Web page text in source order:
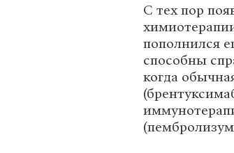
С тех пор
пополнился
способны
когда